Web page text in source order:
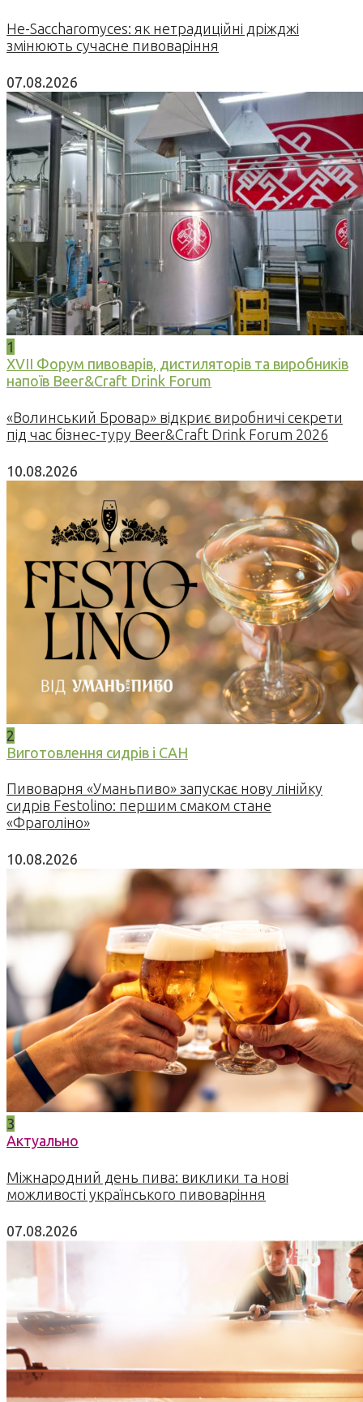
Не-Saccharomyces: як нетрадиційні дріжджі
змінюють сучасне пивоваріння
07.08.2026
1
XVII Форум пивоварів, дистиляторів та виробників
напоїв Beer&Craft Drink Forum
«Волинський Бровар» відкриє виробничі секрети
під час бізнес-туру Beer&Craft Drink Forum 2026
10.08.2026
2
Виготовлення сидрів і САН
Пивоварня «Уманьпиво» запускає нову лінійку
сидрів Festolino: першим смаком стане
«Фраголіно»
10.08.2026
3
Актуально
Міжнародний день пива: виклики та нові
можливості українського пивоваріння
07.08.2026